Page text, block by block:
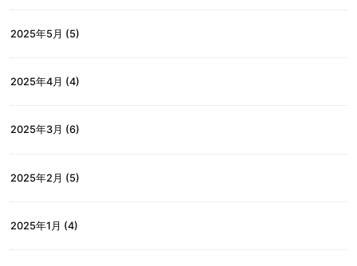
2025年5月 (5)
2025年4月 (4)
2025年3月 (6)
2025年2月 (5)
2025年1月 (4)